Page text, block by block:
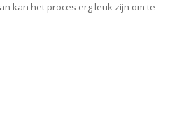
kan het proces erg leuk zijn om te